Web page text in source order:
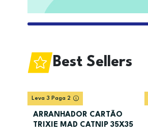
Best Sellers
Leva 3 Paga 2
ARRANHADOR CARTÃO
TRIXIE MAD CATNIP 35X35